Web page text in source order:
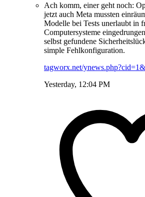
Ach komm, einer geht noch:
jetzt auch Meta mussten
Modelle bei Tests unerlaubt in
Computersysteme
selbst gefundene
simple Fehlkonfiguration.
tagworx.net/
Yesterday, 12:04 PM